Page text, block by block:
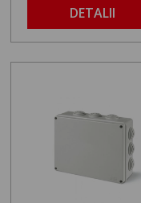
DETALII